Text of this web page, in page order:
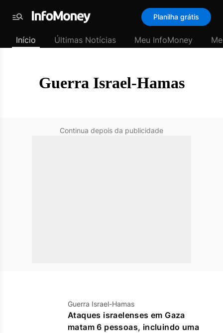
Padrão
Últimas
Menu
Planilha grátis
Início Últimas Notícias Meu InfoMoney
Guerra Israel-Hamas
Continua depois da publicidade
Guerra Israel-Hamas
Ataques israelenses em Gaza
matam 6 pessoas, incluindo uma